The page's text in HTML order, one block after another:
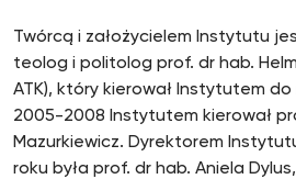
Twórcą i założycielem Instytutu
teolog i politolog prof. dr hab.
ATK), który kierował Instytutem
2005-2008 Instytutem kierował
Mazurkiewicz. Dyrektorem
roku była prof. dr hab. Aniela